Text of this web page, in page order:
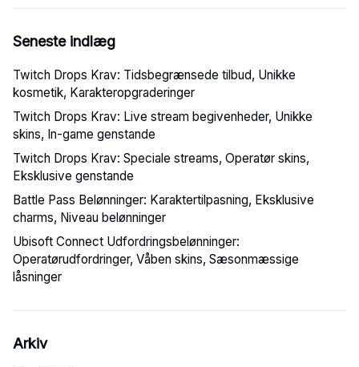
Seneste indlæg
Twitch Drops Krav: Tidsbegrænsede tilbud, Unikke
kosmetik, Karakteropgraderinger
Twitch Drops Krav: Live stream begivenheder, Unikke
skins, In-game genstande
Twitch Drops Krav: Speciale streams, Operatør skins,
Eksklusive genstande
Battle Pass Belønninger: Karaktertilpasning, Eksklusive
charms, Niveau belønninger
Ubisoft Connect Udfordringsbelønninger:
Operatørudfordringer, Våben skins, Sæsonmæssige
låsninger
Arkiv